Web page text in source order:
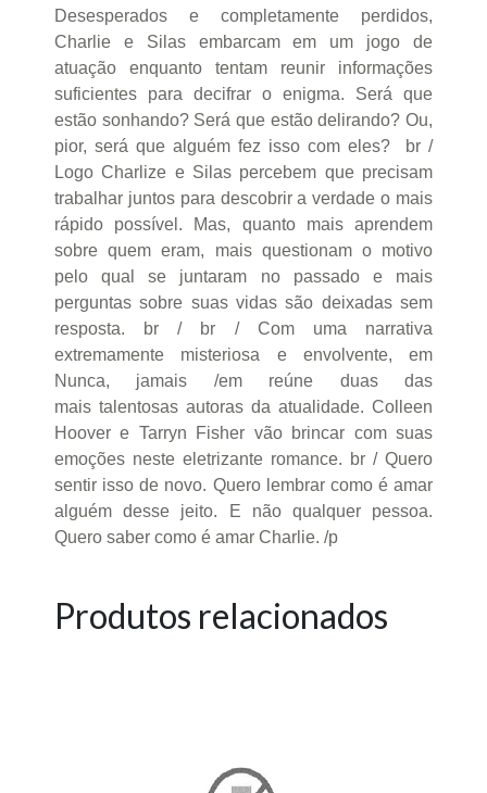
Desesperados e completamente perdidos,
Charlie e Silas embarcam em um jogo de
atuação enquanto tentam reunir informações
suficientes para decifrar o enigma. Será que
estão sonhando? Será que estão delirando? Ou,
pior, será que alguém fez isso com eles? br /
Logo Charlize e Silas percebem que precisam
trabalhar juntos para descobrir a verdade o mais
rápido possível. Mas, quanto mais aprendem
sobre quem eram, mais questionam o motivo
pelo qual se juntaram no passado e mais
perguntas sobre suas vidas são deixadas sem
resposta. br / br / Com uma narrativa
extremamente misteriosa e envolvente, em
Nunca, jamais /em reúne duas das
mais talentosas autoras da atualidade. Colleen
Hoover e Tarryn Fisher vão brincar com suas
emoções neste eletrizante romance. br / Quero
sentir isso de novo. Quero lembrar como é amar
alguém desse jeito. E não qualquer pessoa.
Quero saber como é amar Charlie. /p
Produtos relacionados